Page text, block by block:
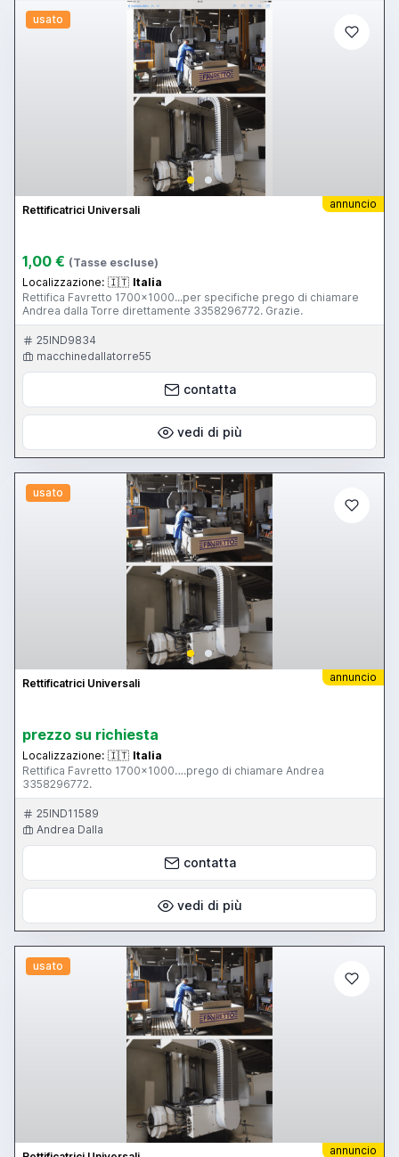
usato
annuncio
Rettificatrici Universali
1,00 € (Tasse escluse)
Localizzazione: 🇮🇹 Italia
Rettifica Favretto 1700x1000...per specifiche prego di chiamare
Andrea dalla Torre direttamente 3358296772. Grazie.
25IND9834
macchinedallatorre55
contatta
vedi di più
usato
annuncio
Rettificatrici Universali
prezzo su richiesta
Localizzazione: 🇮🇹 Italia
Rettifica Favretto 1700x1000….prego di chiamare Andrea
3358296772.
25IND11589
Andrea Dalla
contatta
vedi di più
usato
annuncio